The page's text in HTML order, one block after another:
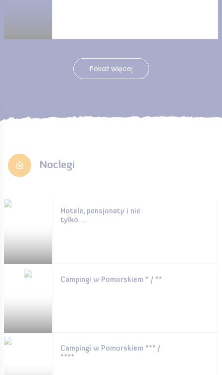
Pokaż więcej
Noclegi
Hotele, pensjonaty i nie
tylko....
Campingi w Pomorskiem * / **
Campingi w Pomorskiem *** /
****